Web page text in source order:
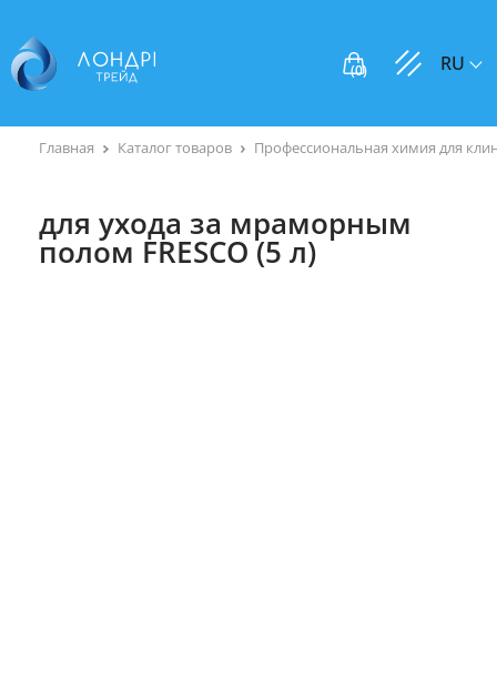
(0) RU
Главная Каталог товаров Профессиональная химия для
для ухода за мраморным
полом FRESCO (5 л)